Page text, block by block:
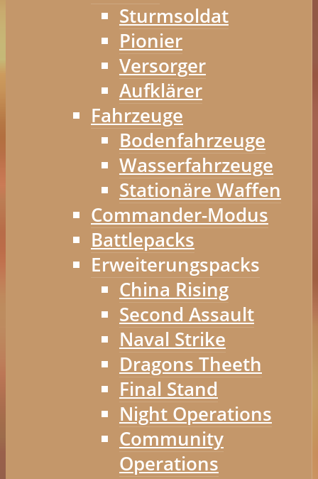
Sturmsoldat
Pionier
Versorger
Aufklärer
Fahrzeuge
Bodenfahrzeuge
Wasserfahrzeuge
Stationäre Waffen
Commander-Modus
Battlepacks
Erweiterungspacks
China Rising
Second Assault
Naval Strike
Dragons Theeth
Final Stand
Night Operations
Community
Operations